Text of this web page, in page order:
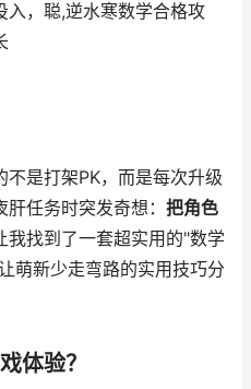
，聪,逆水寒数学合格攻
是打架PK，而是每次升级
任务时突发奇想： 把角色
我找到了一套超实用的"数学
萌新少走弯路的实用技巧分
体验？